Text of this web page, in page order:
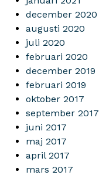
december 2020
augusti 2020
juli 2020
februari 2020
december 2019
februari 2019
oktober 2017
september 2017
juni 2017
maj 2017
april 2017
mars 2017